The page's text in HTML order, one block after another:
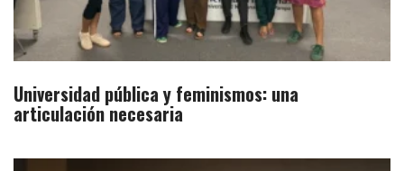
Universidad pública y feminismos: una
articulación necesaria